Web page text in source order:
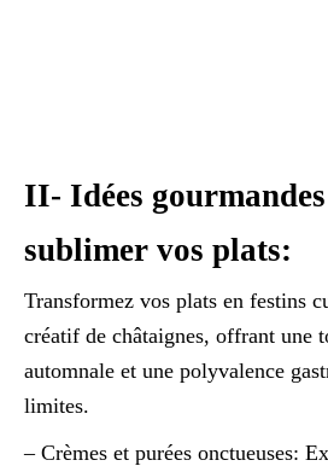
II- Idées
sublimer vos plats:
Transformez vos plats en festins
créatif de châtaignes, offrant une
automnale et une polyvalence
limites.
– Crèmes et purées onctueuses: